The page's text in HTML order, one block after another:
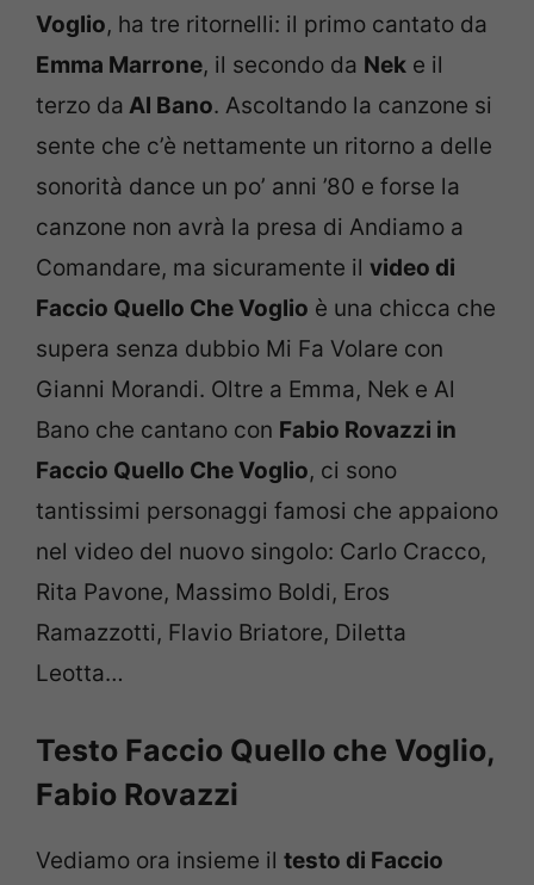
Voglio, ha tre ritornelli: il primo cantato da
Emma Marrone, il secondo da Nek e il
terzo da Al Bano. Ascoltando la canzone si
sente che c’è nettamente un ritorno a delle
sonorità dance un po’ anni ’80 e forse la
canzone non avrà la presa di Andiamo a
Comandare, ma sicuramente il video di
Faccio Quello Che Voglio è una chicca che
supera senza dubbio Mi Fa Volare con
Gianni Morandi. Oltre a Emma, Nek e Al
Bano che cantano con Fabio Rovazzi in
Faccio Quello Che Voglio, ci sono
tantissimi personaggi famosi che appaiono
nel video del nuovo singolo: Carlo Cracco,
Rita Pavone, Massimo Boldi, Eros
Ramazzotti, Flavio Briatore, Diletta
Leotta…
Testo Faccio Quello che Voglio,
Fabio Rovazzi
Vediamo ora insieme il testo di Faccio